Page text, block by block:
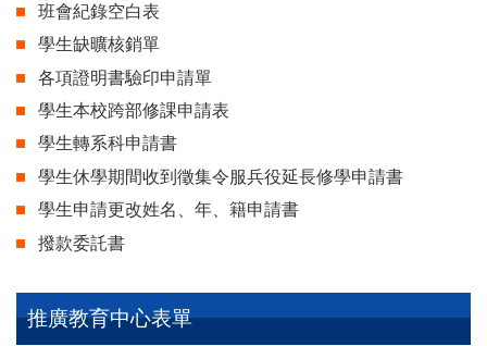
班會紀錄空白表
學生缺曠核銷單
各項證明書驗印申請單
學生本校跨部修課申請表
學生轉系科申請書
學生休學期間收到徵集令服兵役延長修學申請書
學生申請更改姓名、年、籍申請書
撥款委託書
推廣教育中心表單